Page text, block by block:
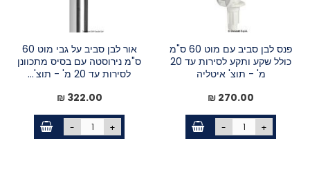
פנס לבן סביב עם מוט 60 ס"מ
כולל שקע ותקע לסירות עד 20
מ' - תוצ' איטליה
270.00 ₪
- +
אור לבן סביב על גבי מוט 60
ס"מ נירוסטה עם בסיס מתכוונן
לסירות עד 20 מ' - תוצ'...
322.00 ₪
- +